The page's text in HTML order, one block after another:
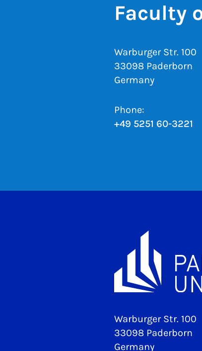
Faculty
Warburger Str. 100
33098 Paderborn
Germany
Phone:
+49 5251 60-3221
Warburger Str. 100
33098 Paderborn
Germany